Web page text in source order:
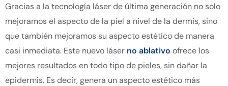
Gracias a la tecnología láser de última generación no solo
mejoramos el aspecto de la piel a nivel de la dermis, sino
que también mejoramos su aspecto estético de manera
casi inmediata. Este nuevo láser no ablativo ofrece los
mejores resultados en todo tipo de pieles, sin dañar la
epidermis. Es decir, genera un aspecto estético más